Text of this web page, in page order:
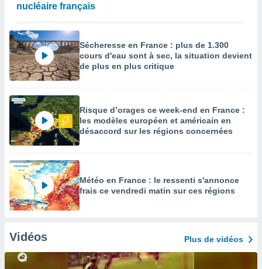
nucléaire français
Sécheresse en France : plus de 1.300
cours d'eau sont à sec, la situation devient
de plus en plus critique
Risque d’orages ce week-end en France :
les modèles européen et américain en
désaccord sur les régions concernées
Météo en France : le ressenti s'annonce
frais ce vendredi matin sur ces régions
Vidéos Plus de vidéos